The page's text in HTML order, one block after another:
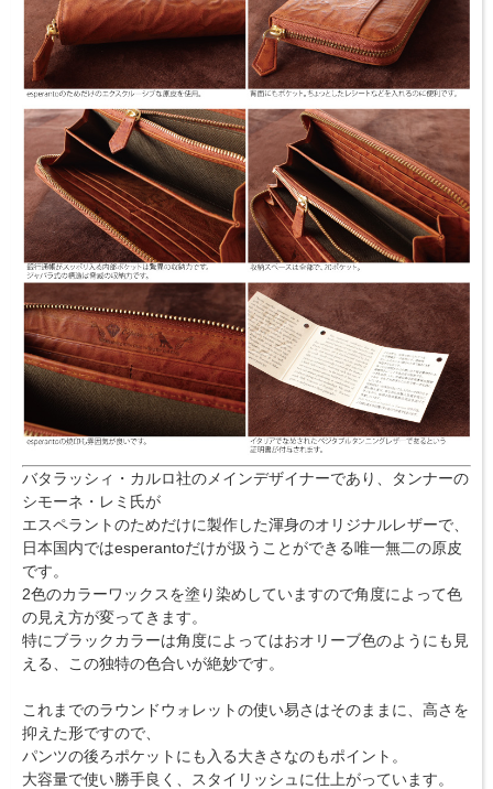
バタラッシィ・カルロ社のメインデザイナーであり、タンナーの
シモーネ・レミ氏が
エスペラントのためだけに製作した渾身のオリジナルレザーで、
日本国内ではesperantoだけが扱うことができる唯一無二の原皮
です。
2色のカラーワックスを塗り染めしていますので角度によって色
の見え方が変ってきます。
特にブラックカラーは角度によってはおオリーブ色のようにも見
える、この独特の色合いが絶妙です。
これまでのラウンドウォレットの使い易さはそのままに、高さを
抑えた形ですので、
パンツの後ろポケットにも入る大きさなのもポイント。
大容量で使い勝手良く、スタイリッシュに仕上がっています。